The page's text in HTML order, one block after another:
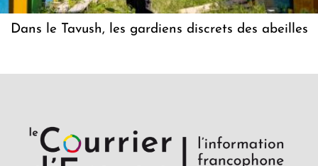
Dans le Tavush, les gardiens discrets des abeilles